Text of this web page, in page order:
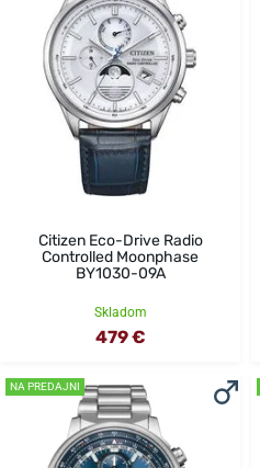
Citizen Eco-Drive Radio
Controlled Moonphase
BY1030-09A
Skladom
479 €
NA PREDAJNI